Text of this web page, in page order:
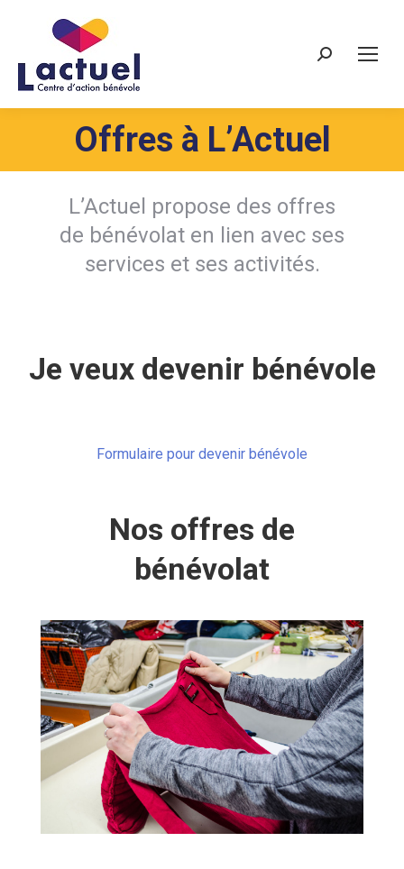
Recherche
Offres à L’Actuel
L’Actuel propose des offres
de bénévolat en lien avec ses
services et ses activités.
Je veux devenir bénévole
Formulaire pour devenir bénévole
Nos offres de
bénévolat